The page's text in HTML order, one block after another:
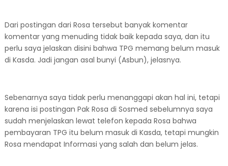
Dari postingan dari Rosa tersebut banyak komentar
komentar yang menuding tidak baik kepada saya, dan itu
perlu saya jelaskan disini bahwa TPG memang belum masuk
di Kasda. Jadi jangan asal bunyi (Asbun), jelasnya.
Sebenarnya saya tidak perlu menanggapi akan hal ini, tetapi
karena isi postingan Pak Rosa di Sosmed sebelumnya saya
sudah menjelaskan lewat telefon kepada Rosa bahwa
pembayaran TPG itu belum masuk di Kasda, tetapi mungkin
Rosa mendapat Informasi yang salah dan belum jelas.